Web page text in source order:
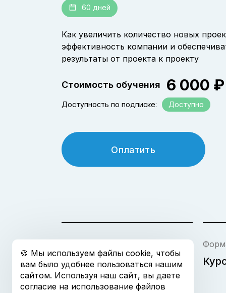
60 дней
Как увеличить количество новых
эффективность компании и
результаты от проекта к проекту
Стоимость обучения 6 000 ₽
Доступность по подписке: Доступно
Оплатить
Менеджмент
🍪 Мы используем файлы cookie, чтобы
вам было удобнее пользоваться нашим
сайтом. Используя наш сайт, вы даете
согласие на использование файлов
Мы
Бизнес
были
ссылки
я
при
Мне
меня
знания.
их
Курс
была